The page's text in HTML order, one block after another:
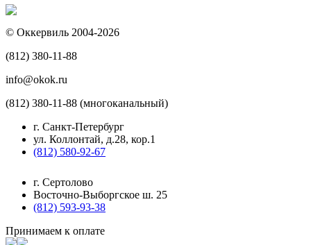
© Оккервиль 2004-2026
(812) 380-11-88
info@okok.ru
(812) 380-11-88 (многоканальный)
г. Санкт-Петербург
ул. Коллонтай, д.28, кор.1
(812) 580-92-67
г. Сертолово
Восточно-Выборгское ш. 25
(812) 593-93-38
Принимаем к оплате